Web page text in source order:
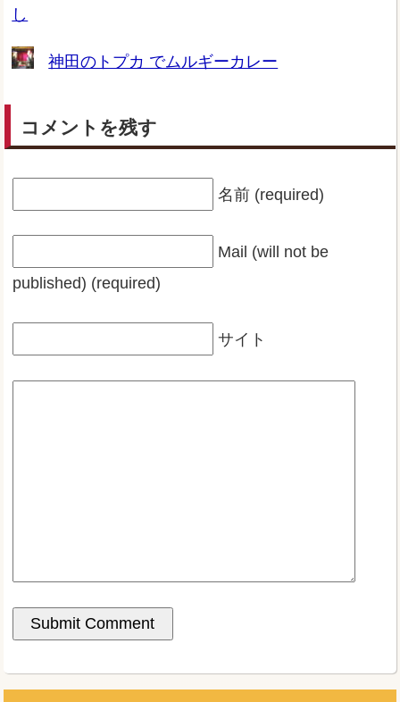
し
神田のトプカ でムルギーカレー
コメントを残す
名前 (required)
Mail (will not be
published) (required)
サイト